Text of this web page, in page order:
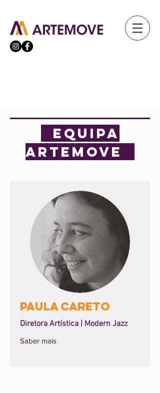
EQUIPA
ARTEMOVE
Paula Careto
Diretora Artística | Modern Jazz
Saber mais